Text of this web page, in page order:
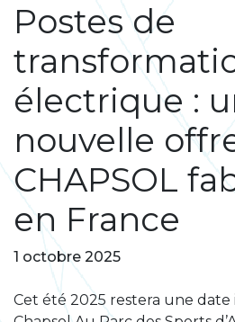
Postes de
électrique :
nouvelle
CHAPSOL
en France
1 octobre 2025
Cet été 2025 restera une